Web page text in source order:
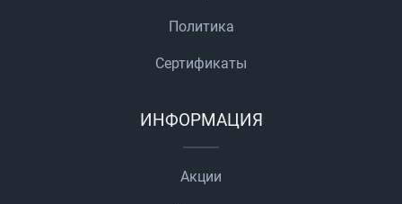
Политика
Сертификаты
ИНФОРМАЦИЯ
Акции